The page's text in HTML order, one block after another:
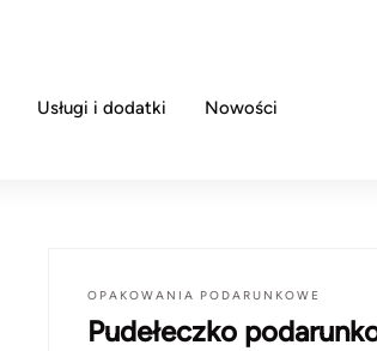
Usługi i dodatki Nowości
OPAKOWANIA PODARUNKOWE
Pudełeczko